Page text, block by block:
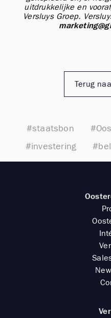
uitdrukkelijke en
Versluys Groep.
Terug
#staatsbon
#investering